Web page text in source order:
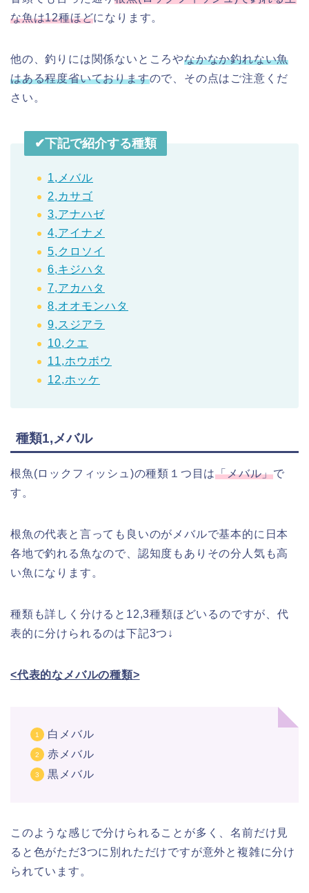
な魚は12種ほどになります。
他の、釣りには関係ないところやなかなか釣れない魚
はある程度省いておりますので、その点はご注意くだ
さい。
✔︎下記で紹介する種類
1,メバル
2,カサゴ
3,アナハゼ
4,アイナメ
5,クロソイ
6,キジハタ
7,アカハタ
8,オオモンハタ
9,スジアラ
10,クエ
11,ホウボウ
12,ホッケ
種類1,メバル
根魚(ロックフィッシュ)の種類１つ目は「メバル」で
す。
根魚の代表と言っても良いのがメバルで基本的に日本
各地で釣れる魚なので、認知度もありその分人気も高
い魚になります。
種類も詳しく分けると12,3種類ほどいるのですが、代
表的に分けられるのは下記3つ↓
<代表的なメバルの種類>
白メバル
赤メバル
黒メバル
このような感じで分けられることが多く、名前だけ見
ると色がただ3つに別れただけですが意外と複雑に分け
られています。